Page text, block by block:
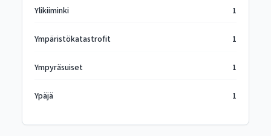
Ylikiiminki 1
Ympäristökatastrofit 1
Ympyräsuiset 1
Ypäjä 1